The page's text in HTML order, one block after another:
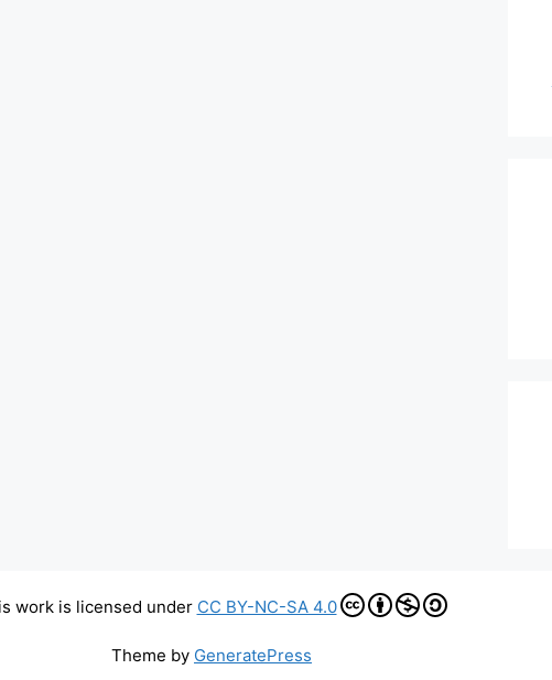
work is licensed under CC BY-NC-SA 4.0
Theme by GeneratePress